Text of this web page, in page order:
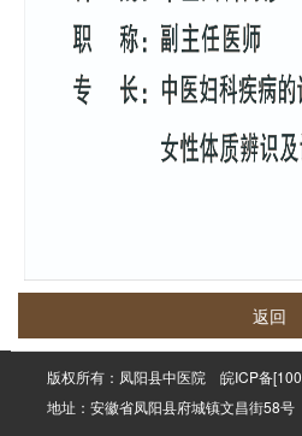
返回
版权所有：凤阳县中医院 皖ICP备
地址：安徽省凤阳县府城镇文昌街58号